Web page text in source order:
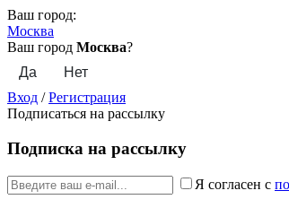
Ваш город:
Москва
Ваш город Москва?
Вход /Регистрация
Подписаться на рассылку
Подписка на рассылку
Я согласен с